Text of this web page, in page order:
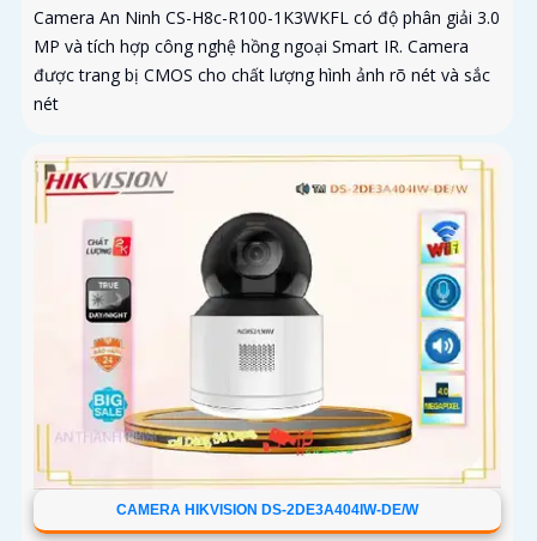
Camera An Ninh CS-H8c-R100-1K3WKFL có độ phân giải 3.0
MP và tích hợp công nghệ hồng ngoại Smart IR. Camera
được trang bị CMOS cho chất lượng hình ảnh rõ nét và sắc
nét
CAMERA HIKVISION DS-2DE3A404IW-DE/W